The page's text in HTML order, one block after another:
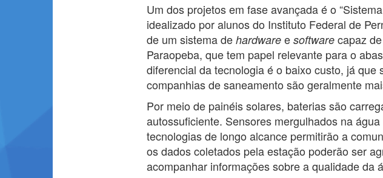
Um dos projetos em fase avançada é o
idealizado por alunos do Instituto Federal de
de um sistema de hardware e software capaz
Paraopeba, que tem papel relevante para o
diferencial da tecnologia é o baixo custo, já
companhias de saneamento são geralmente
Por meio de painéis solares, baterias são
autossuficiente. Sensores mergulhados na
tecnologias de longo alcance permitirão a
os dados coletados pela estação poderão ser
acompanhar informações sobre a qualidade da